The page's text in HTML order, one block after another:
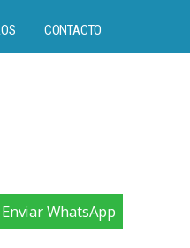
CONTACTO
Enviar WhatsApp